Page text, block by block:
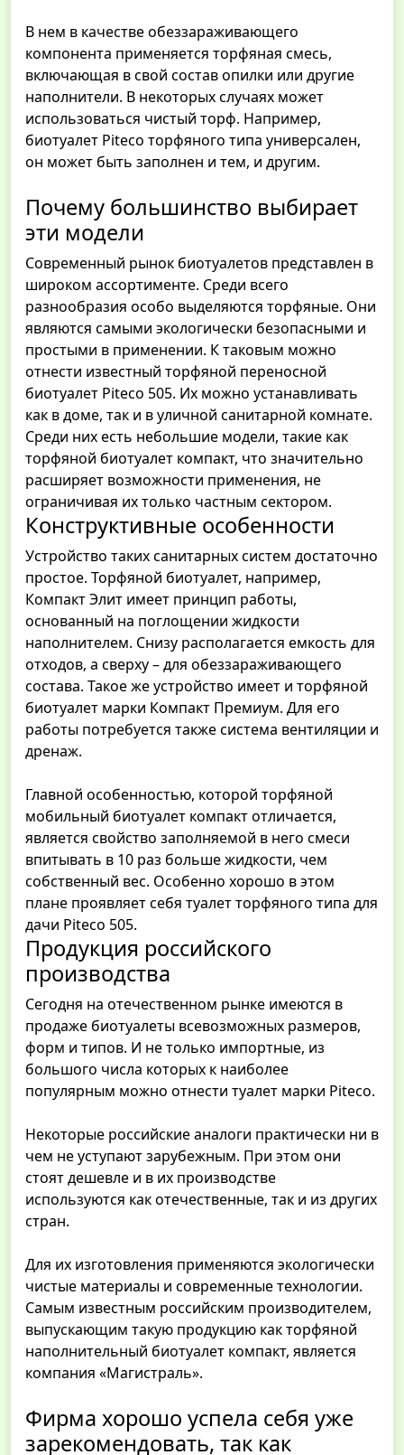
В нем в качестве обеззараживающего
компонента применяется торфяная смесь,
включающая в свой состав опилки или другие
наполнители. В некоторых случаях может
использоваться чистый торф. Например,
биотуалет Piteco торфяного типа универсален,
он может быть заполнен и тем, и другим.
Почему большинство выбирает
эти модели
Современный рынок биотуалетов представлен в
широком ассортименте. Среди всего
разнообразия особо выделяются торфяные. Они
являются самыми экологически безопасными и
простыми в применении. К таковым можно
отнести известный торфяной переносной
биотуалет Piteco 505. Их можно устанавливать
как в доме, так и в уличной санитарной комнате.
Среди них есть небольшие модели, такие как
торфяной биотуалет компакт, что значительно
расширяет возможности применения, не
ограничивая их только частным сектором.
Конструктивные особенности
Устройство таких санитарных систем достаточно
простое. Торфяной биотуалет, например,
Компакт Элит имеет принцип работы,
основанный на поглощении жидкости
наполнителем. Снизу располагается емкость для
отходов, а сверху – для обеззараживающего
состава. Такое же устройство имеет и торфяной
биотуалет марки Компакт Премиум. Для его
работы потребуется также система вентиляции и
дренаж.
Главной особенностью, которой торфяной
мобильный биотуалет компакт отличается,
является свойство заполняемой в него смеси
впитывать в 10 раз больше жидкости, чем
собственный вес. Особенно хорошо в этом
плане проявляет себя туалет торфяного типа для
дачи Piteco 505.
Продукция российского
производства
Сегодня на отечественном рынке имеются в
продаже биотуалеты всевозможных размеров,
форм и типов. И не только импортные, из
большого числа которых к наиболее
популярным можно отнести туалет марки Piteco.
Некоторые российские аналоги практически ни в
чем не уступают зарубежным. При этом они
стоят дешевле и в их производстве
используются как отечественные, так и из других
стран.
Для их изготовления применяются экологически
чистые материалы и современные технологии.
Самым известным российским производителем,
выпускающим такую продукцию как торфяной
наполнительный биотуалет компакт, является
компания «Магистраль».
Фирма хорошо успела себя уже
зарекомендовать, так как